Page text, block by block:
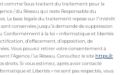
comme Sous-traitant du traitement pour la
/ du Réseau qui reste Responsable du
La base légale du traitement repose sur l'intérêt
conservées jusqu'à demande de suppression
Conformément à la loi « informatique et libertés
d’effacement, d’opposition, de
Vous pouvez retirer votre consentement à
l’Agence / Le Réseau. Consultez le site https://c
droits. Si vous estimez, après avoir contacté
et Libertés » ne sont pas respectés, vous